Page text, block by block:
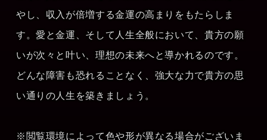
やし、収入が倍増する金運の高まりをもたらしま
す。愛と金運、そして人生全般において、貴方の願
いが次々と叶い、理想の未来へと導かれるのです。
どんな障害も恐れることなく、強大な力で貴方の思
い通りの人生を築きましょう。
※閲覧環境によって色や形が異なる場合がございま